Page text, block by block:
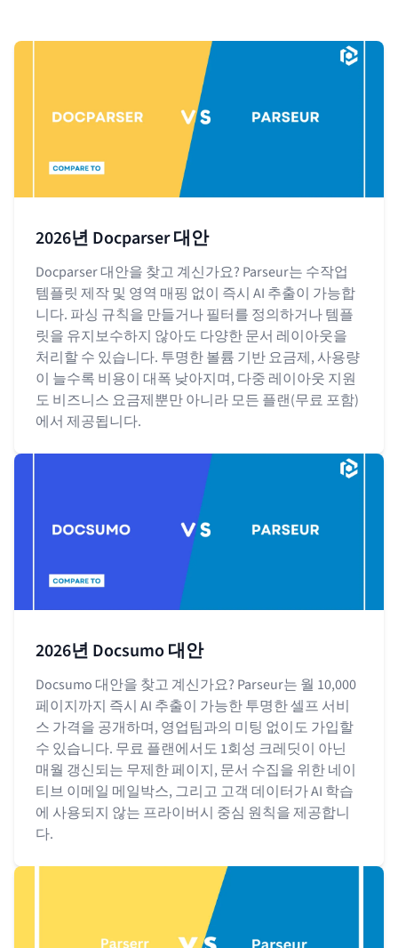
2026년 Docparser 대안
Docparser 대안을 찾고 계신가요? Parseur는 수작업
템플릿 제작 및 영역 매핑 없이 즉시 AI 추출이 가능합
니다. 파싱 규칙을 만들거나 필터를 정의하거나 템플
릿을 유지보수하지 않아도 다양한 문서 레이아웃을
처리할 수 있습니다. 투명한 볼륨 기반 요금제, 사용량
이 늘수록 비용이 대폭 낮아지며, 다중 레이아웃 지원
도 비즈니스 요금제뿐만 아니라 모든 플랜(무료 포함)
에서 제공됩니다.
2026년 Docsumo 대안
Docsumo 대안을 찾고 계신가요? Parseur는 월 10,000
페이지까지 즉시 AI 추출이 가능한 투명한 셀프 서비
스 가격을 공개하며, 영업팀과의 미팅 없이도 가입할
수 있습니다. 무료 플랜에서도 1회성 크레딧이 아닌
매월 갱신되는 무제한 페이지, 문서 수집을 위한 네이
티브 이메일 메일박스, 그리고 고객 데이터가 AI 학습
에 사용되지 않는 프라이버시 중심 원칙을 제공합니
다.